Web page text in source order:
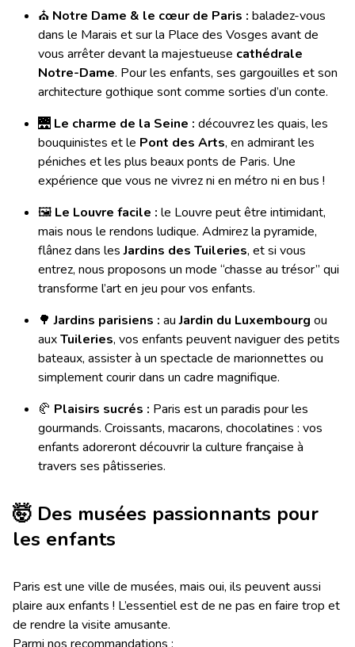
⛪ Notre Dame & le cœur de Paris : baladez-vous
dans le Marais et sur la Place des Vosges avant de
vous arrêter devant la majestueuse cathédrale
Notre-Dame. Pour les enfants, ses gargouilles et son
architecture gothique sont comme sorties d’un conte.
🌉 Le charme de la Seine : découvrez les quais, les
bouquinistes et le Pont des Arts, en admirant les
péniches et les plus beaux ponts de Paris. Une
expérience que vous ne vivrez ni en métro ni en bus !
🖼 Le Louvre facile : le Louvre peut être intimidant,
mais nous le rendons ludique. Admirez la pyramide,
flânez dans lesJardins des Tuileries, et si vous
entrez, nous proposons un mode “chasse au trésor” qui
transforme l’art en jeu pour vos enfants.
🌳 Jardins parisiens : auJardin du Luxembourg ou
auxTuileries, vos enfants peuvent naviguer des petits
bateaux, assister à un spectacle de marionnettes ou
simplement courir dans un cadre magnifique.
🥐 Plaisirs sucrés : Paris est un paradis pour les
gourmands. Croissants, macarons, chocolatines : vos
enfants adoreront découvrir la culture française à
travers ses pâtisseries.
🤯 Des musées passionnants pour
les enfants
Paris est une ville de musées, mais oui, ils peuvent aussi
plaire aux enfants ! L’essentiel est de ne pas en faire trop et
de rendre la visite amusante.